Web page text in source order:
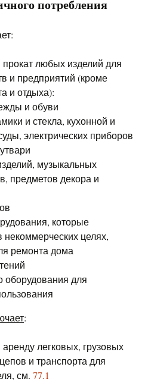
потребления
любых изделий для
и предприятий (кроме
и отдыха):
и обуви
и стекла, кухонной и
электрических приборов
музыкальных
предметов декора и
которые
некоммерческих целях,
ремонта дома
оборудования для
:
легковых, грузовых
и транспорта для
см. 77.1